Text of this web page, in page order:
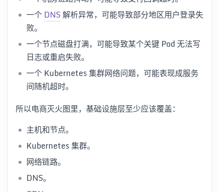
一个DNS解析异常，可能导致部分地区用户登录失
败。
一个节点磁盘打满，可能导致某个关键 Pod 无法写
日志或重启失败。
一个 Kubernetes 集群网络问题，可能表现成服务
间随机超时。
所以电商灭火图里，基础设施层至少应该覆盖：
主机和节点。
Kubernetes 集群。
网络链路。
DNS。